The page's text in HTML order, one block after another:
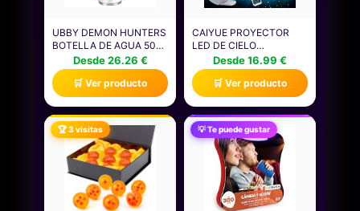
UBBY DEMON HUNTERS
BOTELLA DE AGUA 500
ML A PRUEBA DE FUGAS
CON PAJITA, VASO CON
TAPA DE SILICONA,
BOTELLA DE ACERO
INOXIDABLE PARA
TRABAJO, VIAJES,
ACTIVIDADES AL AIRE
LIBRE, ESCUELA
(BLANCO)
Desde 26.26 €
🛒 Ver producto
CAIYUE PROYECTOR
LED DE CIELO
ESTRELLADO,
PROYECTOR DE
GALAXIAS, PROYECTOR
DE LUZ NOCTURNA,
VELOCIDAD Y BRILLO
AJUSTABLES, PARA
ADULTOS, DORMITORIO,
CINE EN CASA,
DECORACIÓN DE
HABITACIONES.
Desde 16.99 €
🛒 Ver producto
🏆 3 visitas 💡 Te puede gustar